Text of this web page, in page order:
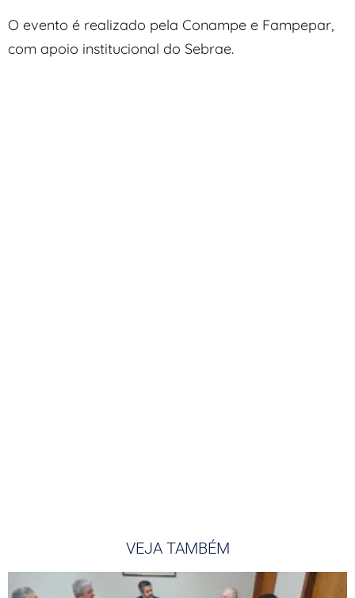
O evento é realizado pela Conampe e Fampepar,
com apoio institucional do Sebrae.
VEJA TAMBÉM